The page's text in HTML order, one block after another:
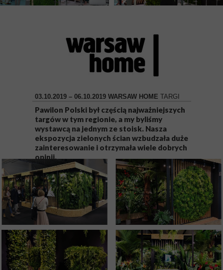
03.10.2019 – 06.10.2019 WARSAW HOME TARGI
Pawilon Polski był częścią najważniejszych
targów w tym regionie, a my byliśmy
wystawcą na jednym ze stoisk. Nasza
ekspozycja zielonych ścian wzbudzała duże
zainteresowanie i otrzymała wiele dobrych
opinii.